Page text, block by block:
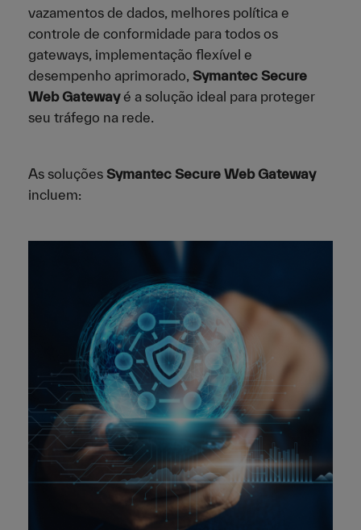
vazamentos de dados, melhores política e
controle de conformidade para todos os
gateways, implementação flexível e
desempenho aprimorado, Symantec Secure
Web Gatewayé a solução ideal para proteger
seu tráfego na rede.
As soluções Symantec Secure Web Gateway
incluem: